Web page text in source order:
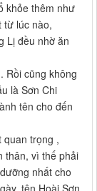
khỏe thêm như
từ lúc nào,
Lị đều nhờ ăn
Rồi cũng không
là Sơn Chi
tên cho đến
quan trọng ,
thân, vì thế phải
nhất cho